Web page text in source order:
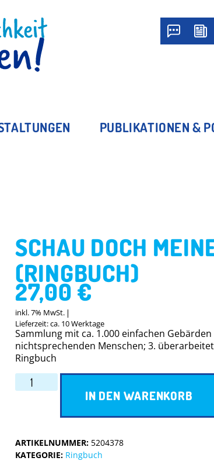
PUBLIKATIONEN &
SCHAU DOCH
(RINGBUCH)
27,00€
inkl. 7% MwSt.
Lieferzeit: ca. 10 Werktage
Sammlung mit ca. 1.000 einfachen
nichtsprechenden Menschen; 3.
Ringbuch
IN DEN WARENKORB
ARTIKELNUMMER: 5204378
KATEGORIE: Ringbuch